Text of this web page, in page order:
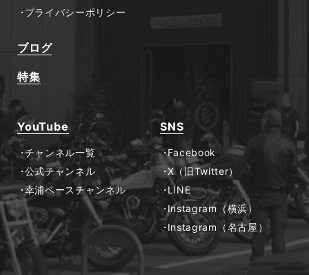
プライバシーポリシー
ブログ
特集
YouTube
チャンネル一覧
公式チャンネル
幸浦ベースチャンネル
SNS
Facebook
X（旧Twitter）
LINE
Instagram（横浜）
Instagram（名古屋）